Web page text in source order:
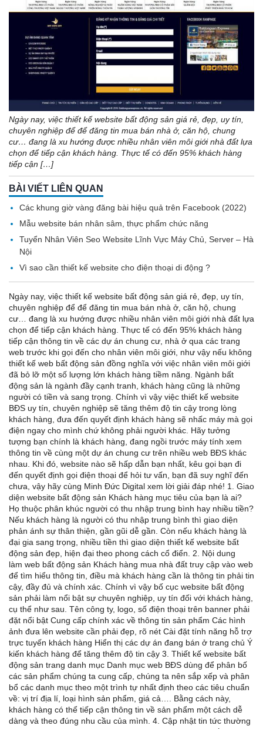
Ngày nay, việc thiết kế website bất động sản giá rẻ, đẹp, uy tín,
chuyên nghiệp để để đăng tin mua bán nhà ở, căn hộ, chung
cư… đang là xu hướng được nhiều nhân viên môi giới nhà đất lựa
chọn để tiếp cận khách hàng. Thực tế có đến 95% khách hàng
tiếp cận […]
BÀI VIẾT LIÊN QUAN
Các khung giờ vàng đăng bài hiệu quả trên Facebook (2022)
Mẫu website bán nhân sâm, thực phẩm chức năng
Tuyển Nhân Viên Seo Website Lĩnh Vực Máy Chủ, Server – Hà
Nội
Vì sao cần thiết kế website cho điện thoại di động ?
Ngày nay, việc thiết kế website bất động sản giá rẻ, đẹp, uy tín,
chuyên nghiệp để để đăng tin mua bán nhà ở, căn hộ, chung
cư… đang là xu hướng được nhiều nhân viên môi giới nhà đất lựa
chọn để tiếp cận khách hàng. Thực tế có đến 95% khách hàng
tiếp cận thông tin về các dự án chung cư, nhà ở qua các trang
web trước khi gọi đến cho nhân viên môi giới, như vậy nếu không
thiết kế web bất động sản đồng nghĩa với việc nhân viên môi giới
đã bỏ lỡ một số lượng lớn khách hàng tiềm năng. Ngành bất
động sản là ngành đầy cạnh tranh, khách hàng cũng là những
người có tiền và sang trọng. Chính vì vậy việc thiết kế website
BĐS uy tín, chuyên nghiệp sẽ tăng thêm độ tin cậy trong lòng
khách hàng, đưa đến quyết định khách hàng sẽ nhấc máy mà gọi
điện ngay cho mình chứ không phải người khác. Hãy tưởng
tượng bạn chính là khách hàng, đang ngồi trước máy tính xem
thông tin về cùng một dự án chung cư trên nhiều web BĐS khác
nhau. Khi đó, website nào sẽ hấp dẫn bạn nhất, kêu gọi bạn đi
đến quyết định gọi điện thoại để hỏi tư vấn, bạn đã suy nghĩ đến
chưa, vậy hãy cùng Minh Đức Digital xem lời giải đáp nhé! 1. Giao
diện website bất động sản Khách hàng mục tiêu của bạn là ai?
Họ thuộc phân khúc người có thu nhập trung bình hay nhiều tiền?
Nếu khách hàng là người có thu nhập trung bình thì giao diện
phản ánh sự thân thiện, gần gũi dễ gần. Còn nếu khách hàng là
đại gia sang trọng, nhiều tiền thì giao diện thiết kế website bất
động sản đẹp, hiện đại theo phong cách cổ điển. 2. Nội dung
làm web bất động sản Khách hàng mua nhà đất truy cập vào web
để tìm hiểu thông tin, điều mà khách hàng cần là thông tin phải tin
cậy, đầy đủ và chính xác. Chính vì vậy bố cục website bất động
sản phải làm nổi bật sự chuyên nghiệp, uy tín đối với khách hàng,
cụ thể như sau. Tên công ty, logo, số điện thoại trên banner phải
đặt nổi bật Cung cấp chính xác về thông tin sản phẩm Các hình
ảnh đưa lên website cần phải đẹp, rõ nét Cài đặt tính năng hỗ trợ
trực tuyến khách hàng Hiển thị các dự án đang bán ở trang chủ Ý
kiến khách hàng để tăng thêm độ tin cậy 3. Thiết kế website bất
động sản trang danh mục Danh mục web BĐS dùng để phân bố
các sản phẩm chúng ta cung cấp, chúng ta nên sắp xếp và phân
bổ các danh mục theo một trình tự nhất định theo các tiêu chuẩn
về: vị trí địa lí, loại hình sản phẩm, giá cả…. Bằng cách này,
khách hàng có thể tiếp cận thông tin về sản phẩm một cách dễ
dàng và theo đúng nhu cầu của mình. 4. Cập nhật tin tức thường